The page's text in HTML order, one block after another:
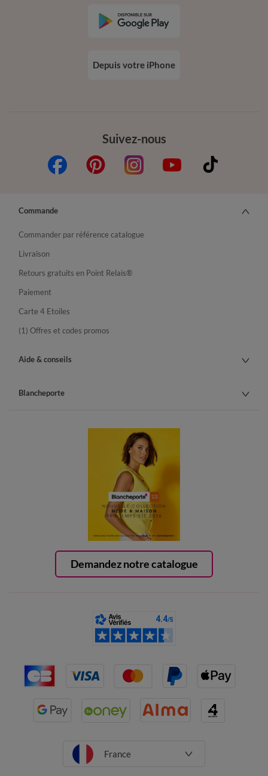
Suivez-nous
Depuis votre iPhone
Demandez notre catalogue
Commande
Commander par référence catalogue
Livraison
Retours gratuits en Point Relais®
Paiement
Carte 4 Etoiles
(1) Offres et codes promos
Aide & conseils
Blancheporte
France